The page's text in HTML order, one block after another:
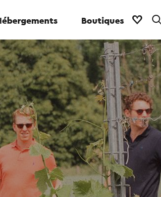
Boutiques